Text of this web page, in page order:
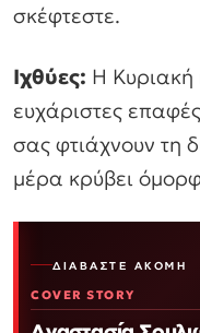
σκέφτεστε.
Ιχθύες: Η Κυριακή
ευχάριστες
σας φτιάχνουν τη
μέρα κρύβει
ΔΙΑΒΆΣΤΕ ΑΚΌΜΗ
COVER STORY